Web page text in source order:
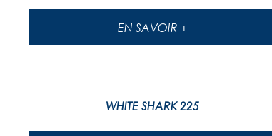
EN SAVOIR +
WHITE SHARK 225